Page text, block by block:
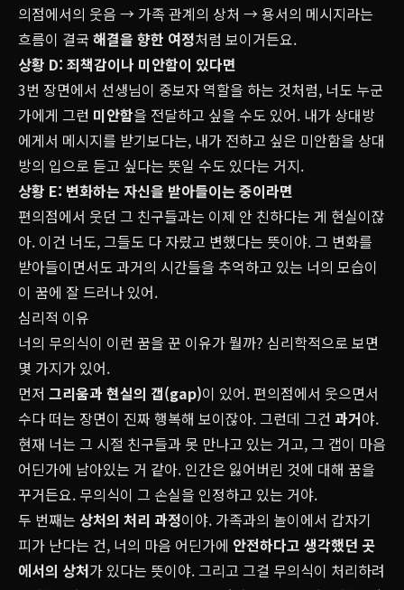
의점에서의 웃음 → 가족 관계의 상처 → 용서의 메시지라는
흐름이 결국 해결을 향한 여정처럼 보이거든요.
상황 D: 죄책감이나 미안함이 있다면
3번 장면에서 선생님이 중보자 역할을 하는 것처럼, 너도 누군
가에게 그런 미안함을 전달하고 싶을 수도 있어. 내가 상대방
에게서 메시지를 받기보다는, 내가 전하고 싶은 미안함을 상대
방의 입으로 듣고 싶다는 뜻일 수도 있다는 거지.
상황 E: 변화하는 자신을 받아들이는 중이라면
편의점에서 웃던 그 친구들과는 이제 안 친하다는 게 현실이잖
아. 이건 너도, 그들도 다 자랐고 변했다는 뜻이야. 그 변화를
받아들이면서도 과거의 시간들을 추억하고 있는 너의 모습이
이 꿈에 잘 드러나 있어.
심리적 이유
너의 무의식이 이런 꿈을 꾼 이유가 뭘까? 심리학적으로 보면
몇 가지가 있어.
먼저 그리움과 현실의 갭(gap)이 있어. 편의점에서 웃으면서
수다 떠는 장면이 진짜 행복해 보이잖아. 그런데 그건 과거야.
현재 너는 그 시절 친구들과 못 만나고 있는 거고, 그 갭이 마음
어딘가에 남아있는 거 같아. 인간은 잃어버린 것에 대해 꿈을
꾸거든요. 무의식이 그 손실을 인정하고 있는 거야.
두 번째는 상처의 처리 과정이야. 가족과의 놀이에서 갑자기
피가 난다는 건, 너의 마음 어딘가에 안전하다고 생각했던 곳
에서의 상처가 있다는 뜻이야. 그리고 그걸 무의식이 처리하려